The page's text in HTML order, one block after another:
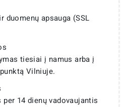
duomenų apsauga (SSL
tiesiai į namus arba į
Vilniuje.
14 dienų vadovaujantis